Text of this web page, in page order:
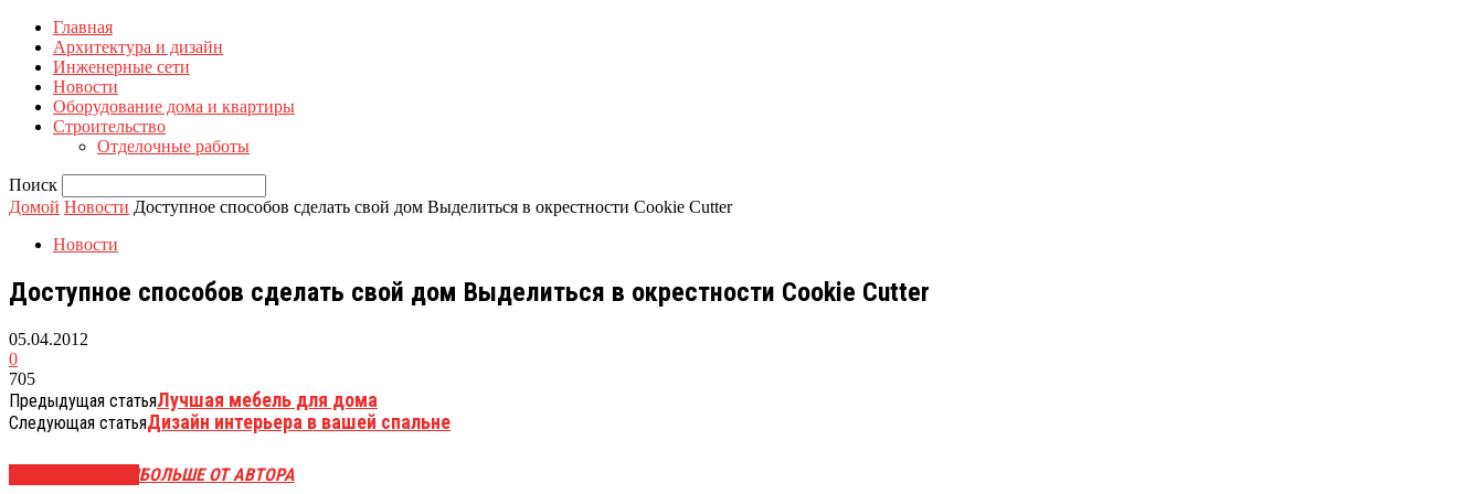
Главная
Архитектура и дизайн
Инженерные сети
Новости
Оборудование дома и квартиры
Строительство
Отделочные работы
Поиск
Домой Новости Доступное способов сделать свой дом Выделиться в окрестности Cookie Cutter
Новости
Доступное способов сделать свой дом Выделиться в окрестности Cookie Cutter
05.04.2012
0
705
Предыдущая статьяЛучшая мебель для дома
Следующая статьяДизайн интерьера в вашей спальне
БОЛЬШЕ ОТ АВТОРА